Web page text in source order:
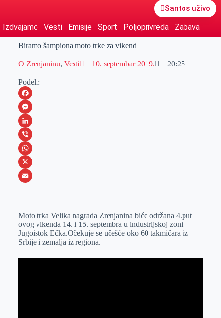
Santos uživo
Izdvajamo Vesti Emisije Sport Poljoprivreda Zabava
Biramo šampiona moto trke za vikend
O Zrenjaninu, Vesti 10. septembar 2019. 20:25
Podeli:
F
a
c
e
b
o
M
e
s
s
e
e
r
L
i
n
k
I
n
V
i
b
W
h
s
A
p
p
X
a
i
l
Moto trka Velika nagrada Zrenjanina biće održana 4.put
ovog vikenda 14. i 15. septembra u industrijskoj zoni
Jugoistok Ečka.Očekuje se učešće oko 60 takmičara iz
Srbije i zemalja iz regiona.